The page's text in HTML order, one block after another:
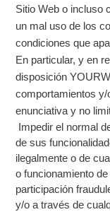
Sitio Web o incluso
un mal uso de los
condiciones que
En particular, y en
disposición
comportamientos
enunciativa y no
Impedir el normal
de sus
ilegalmente o de
o funcionamiento
participación
y/o a través de